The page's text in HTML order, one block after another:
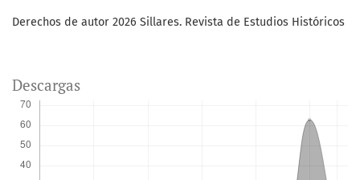
Derechos de autor 2026 Sillares. Revista de Estudios Históricos
Descargas